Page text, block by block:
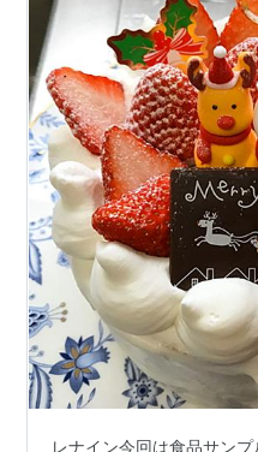
レナイン今回は食品サン